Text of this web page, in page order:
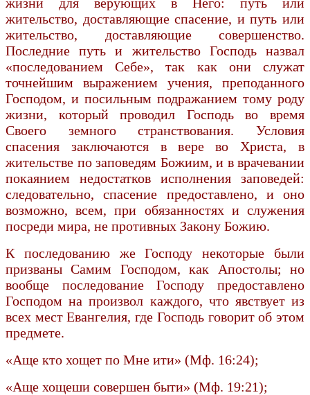
жительство, доставляющие спасение, и путь или
жительство, доставляющие совершенство.
Последние путь и жительство Господь назвал
«последованием Себе», так как они служат
точнейшим выражением учения, преподанного
Господом, и посильным подражанием тому роду
жизни, который проводил Господь во время
Своего земного странствования. Условия
спасения заключаются в вере во Христа, в
жительстве по заповедям Божиим, и в врачевании
покаянием недостатков исполнения заповедей:
следовательно, спасение предоставлено, и оно
возможно, всем, при обязанностях и служения
посреди мира, не противных Закону Божию.
К последованию же Господу некоторые были
призваны Самим Господом, как Апостолы; но
вообще последование Господу предоставлено
Господом на произвол каждого, что явствует из
всех мест Евангелия, где Господь говорит об этом
предмете.
«Аще кто хощет по Мне ити» (Мф. 16:24);
«Аще хощеши совершен быти» (Мф. 19:21);